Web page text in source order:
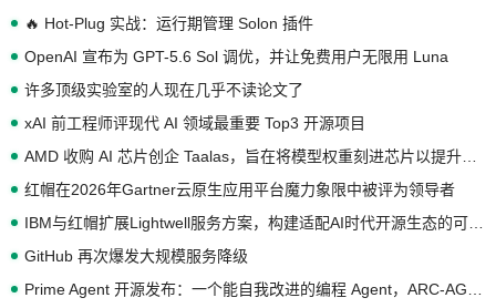
🔥 Hot-Plug 实战：运行期管理 Solon 插件
OpenAI 宣布为 GPT-5.6 Sol 调优，并让免费用户无限用 Luna
许多顶级实验室的人现在几乎不读论文了
xAI 前工程师评现代 AI 领域最重要 Top3 开源项目
红帽在2026年Gartner云原生应用平台魔力象限中被评为领导者
GitHub 再次爆发大规模服务降级